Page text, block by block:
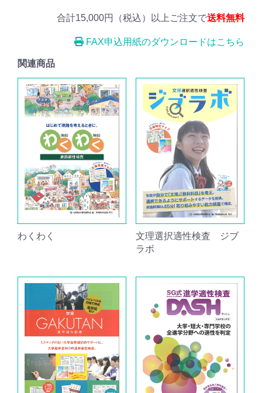
合計15,000円（税込）以上ご注文で送料無料
FAX申込用紙のダウンロードはこちら
関連商品
わくわく
文理選択適性検査 ジブ
ラボ